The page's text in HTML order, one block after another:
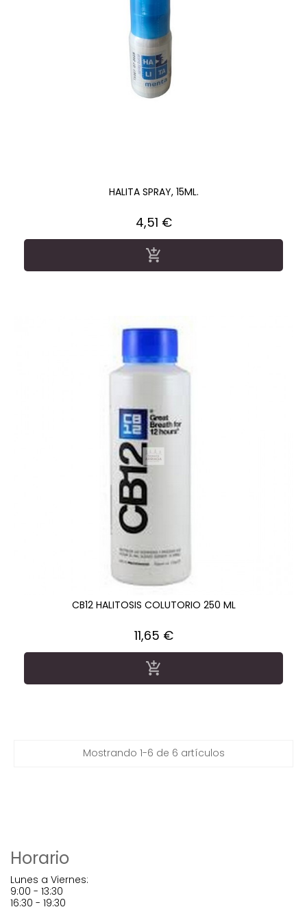
HALITA SPRAY, 15ML.
Precio
4,51 €

CB12 HALITOSIS COLUTORIO 250 ML
Precio
11,65 €

Mostrando 1-6 de 6 artículos
Horario
Lunes a Viernes:
9:00 - 13:30
16:30 - 19:30